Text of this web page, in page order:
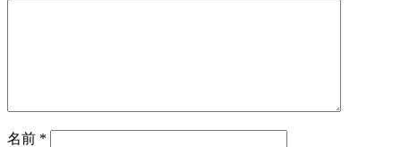
名前 *